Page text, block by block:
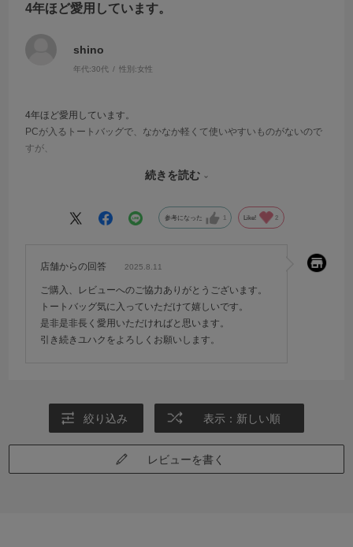
4年ほど愛用しています。
shino
年代:30代 性別:女性
4年ほど愛用しています。
PCが入るトートバッグで、なかなか軽くて使いやすいものがないので
すが、
持ち手と角が少々擦れてきましたが、まだまだ綺麗で長く使えそうで
意外と服装を選ばず合わせやすいところもお気に入りです。
続きを読む
参考になった 1 Like! 2
店舗からの回答 2025.8.11
ご購入、レビューへのご協力ありがとうございます。
トートバッグ気に入っていただけて嬉しいです。
是非是非長く愛用いただければと思います。
引き続きユハクをよろしくお願いします。
絞り込み 表示：新しい順
レビューを書く